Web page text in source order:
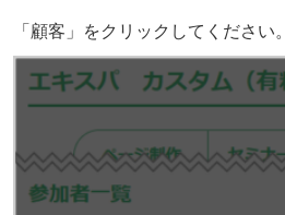
「顧客」をクリックしてください。